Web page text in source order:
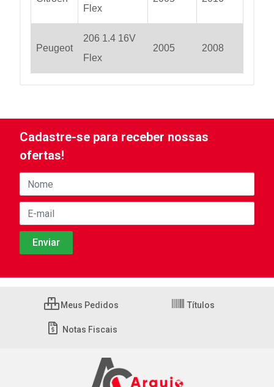
Flex
Peugeot
206 1.4 16V
Flex
2005 2008
Cadastre-se para receber nossas
ofertas!
Meus Pedidos Títulos
Notas Fiscais